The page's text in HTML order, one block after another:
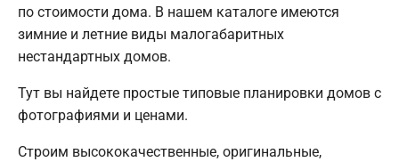
по стоимости дома. В нашем каталоге имеются
зимние и летние виды малогабаритных
нестандартных домов.
Тут вы найдете простые типовые планировки домов с
фотографиями и ценами.
Строим высококачественные, оригинальные,